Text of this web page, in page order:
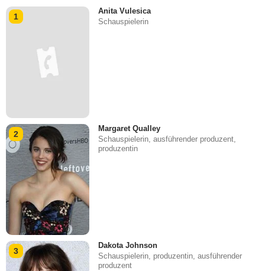
1
Anita Vulesica
Schauspielerin
2
Margaret Qualley
Schauspielerin, ausführender produzent,
produzentin
3
Dakota Johnson
Schauspielerin, produzentin, ausführender
produzent